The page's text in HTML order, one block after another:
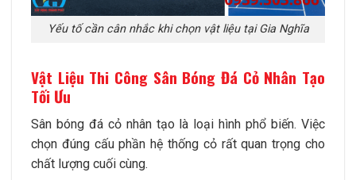
Yếu tố cần cân nhắc khi chọn vật liệu tại Gia Nghĩa
Vật Liệu Thi Công Sân Bóng Đá Cỏ Nhân Tạo
Tối Ưu
Sân bóng đá cỏ nhân tạo là loại hình phổ biến. Việc
chọn đúng cấu phần hệ thống cỏ rất quan trọng cho
chất lượng cuối cùng.